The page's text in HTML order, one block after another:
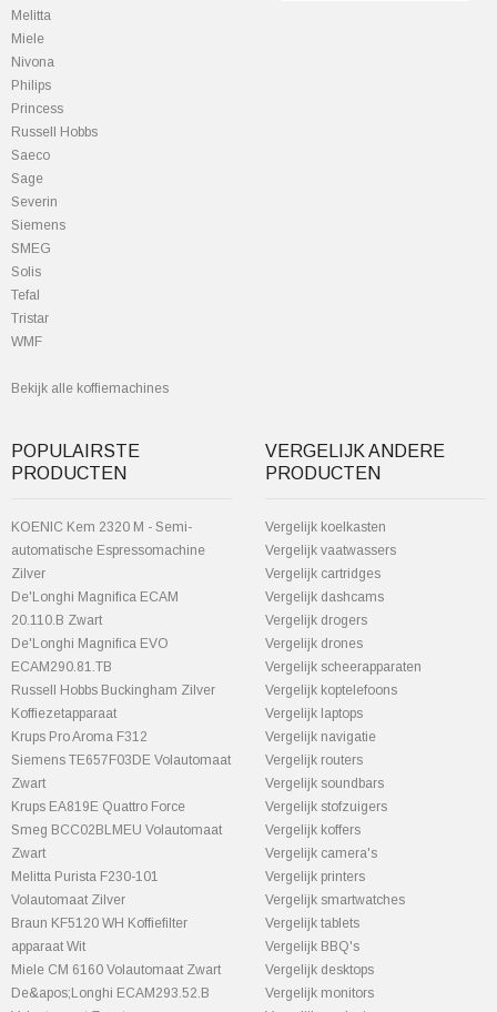
Melitta
Miele
Nivona
Philips
Princess
Russell Hobbs
Saeco
Sage
Severin
Siemens
SMEG
Solis
Tefal
Tristar
WMF
Bekijk alle koffiemachines
POPULAIRSTE
PRODUCTEN
KOENIC Kem 2320 M - Semi-
automatische Espressomachine
Zilver
De'Longhi Magnifica ECAM
20.110.B Zwart
De'Longhi Magnifica EVO
ECAM290.81.TB
Russell Hobbs Buckingham Zilver
Koffiezetapparaat
Krups Pro Aroma F312
Siemens TE657F03DE Volautomaat
Zwart
Krups EA819E Quattro Force
Smeg BCC02BLMEU Volautomaat
Zwart
Melitta Purista F230-101
Volautomaat Zilver
Braun KF5120 WH Koffiefilter
apparaat Wit
Miele CM 6160 Volautomaat Zwart
De&apos;Longhi ECAM293.52.B
VERGELIJK ANDERE
PRODUCTEN
Vergelijk koelkasten
Vergelijk vaatwassers
Vergelijk cartridges
Vergelijk dashcams
Vergelijk drogers
Vergelijk drones
Vergelijk scheerapparaten
Vergelijk koptelefoons
Vergelijk laptops
Vergelijk navigatie
Vergelijk routers
Vergelijk soundbars
Vergelijk stofzuigers
Vergelijk koffers
Vergelijk camera's
Vergelijk printers
Vergelijk smartwatches
Vergelijk tablets
Vergelijk BBQ's
Vergelijk desktops
Vergelijk monitors